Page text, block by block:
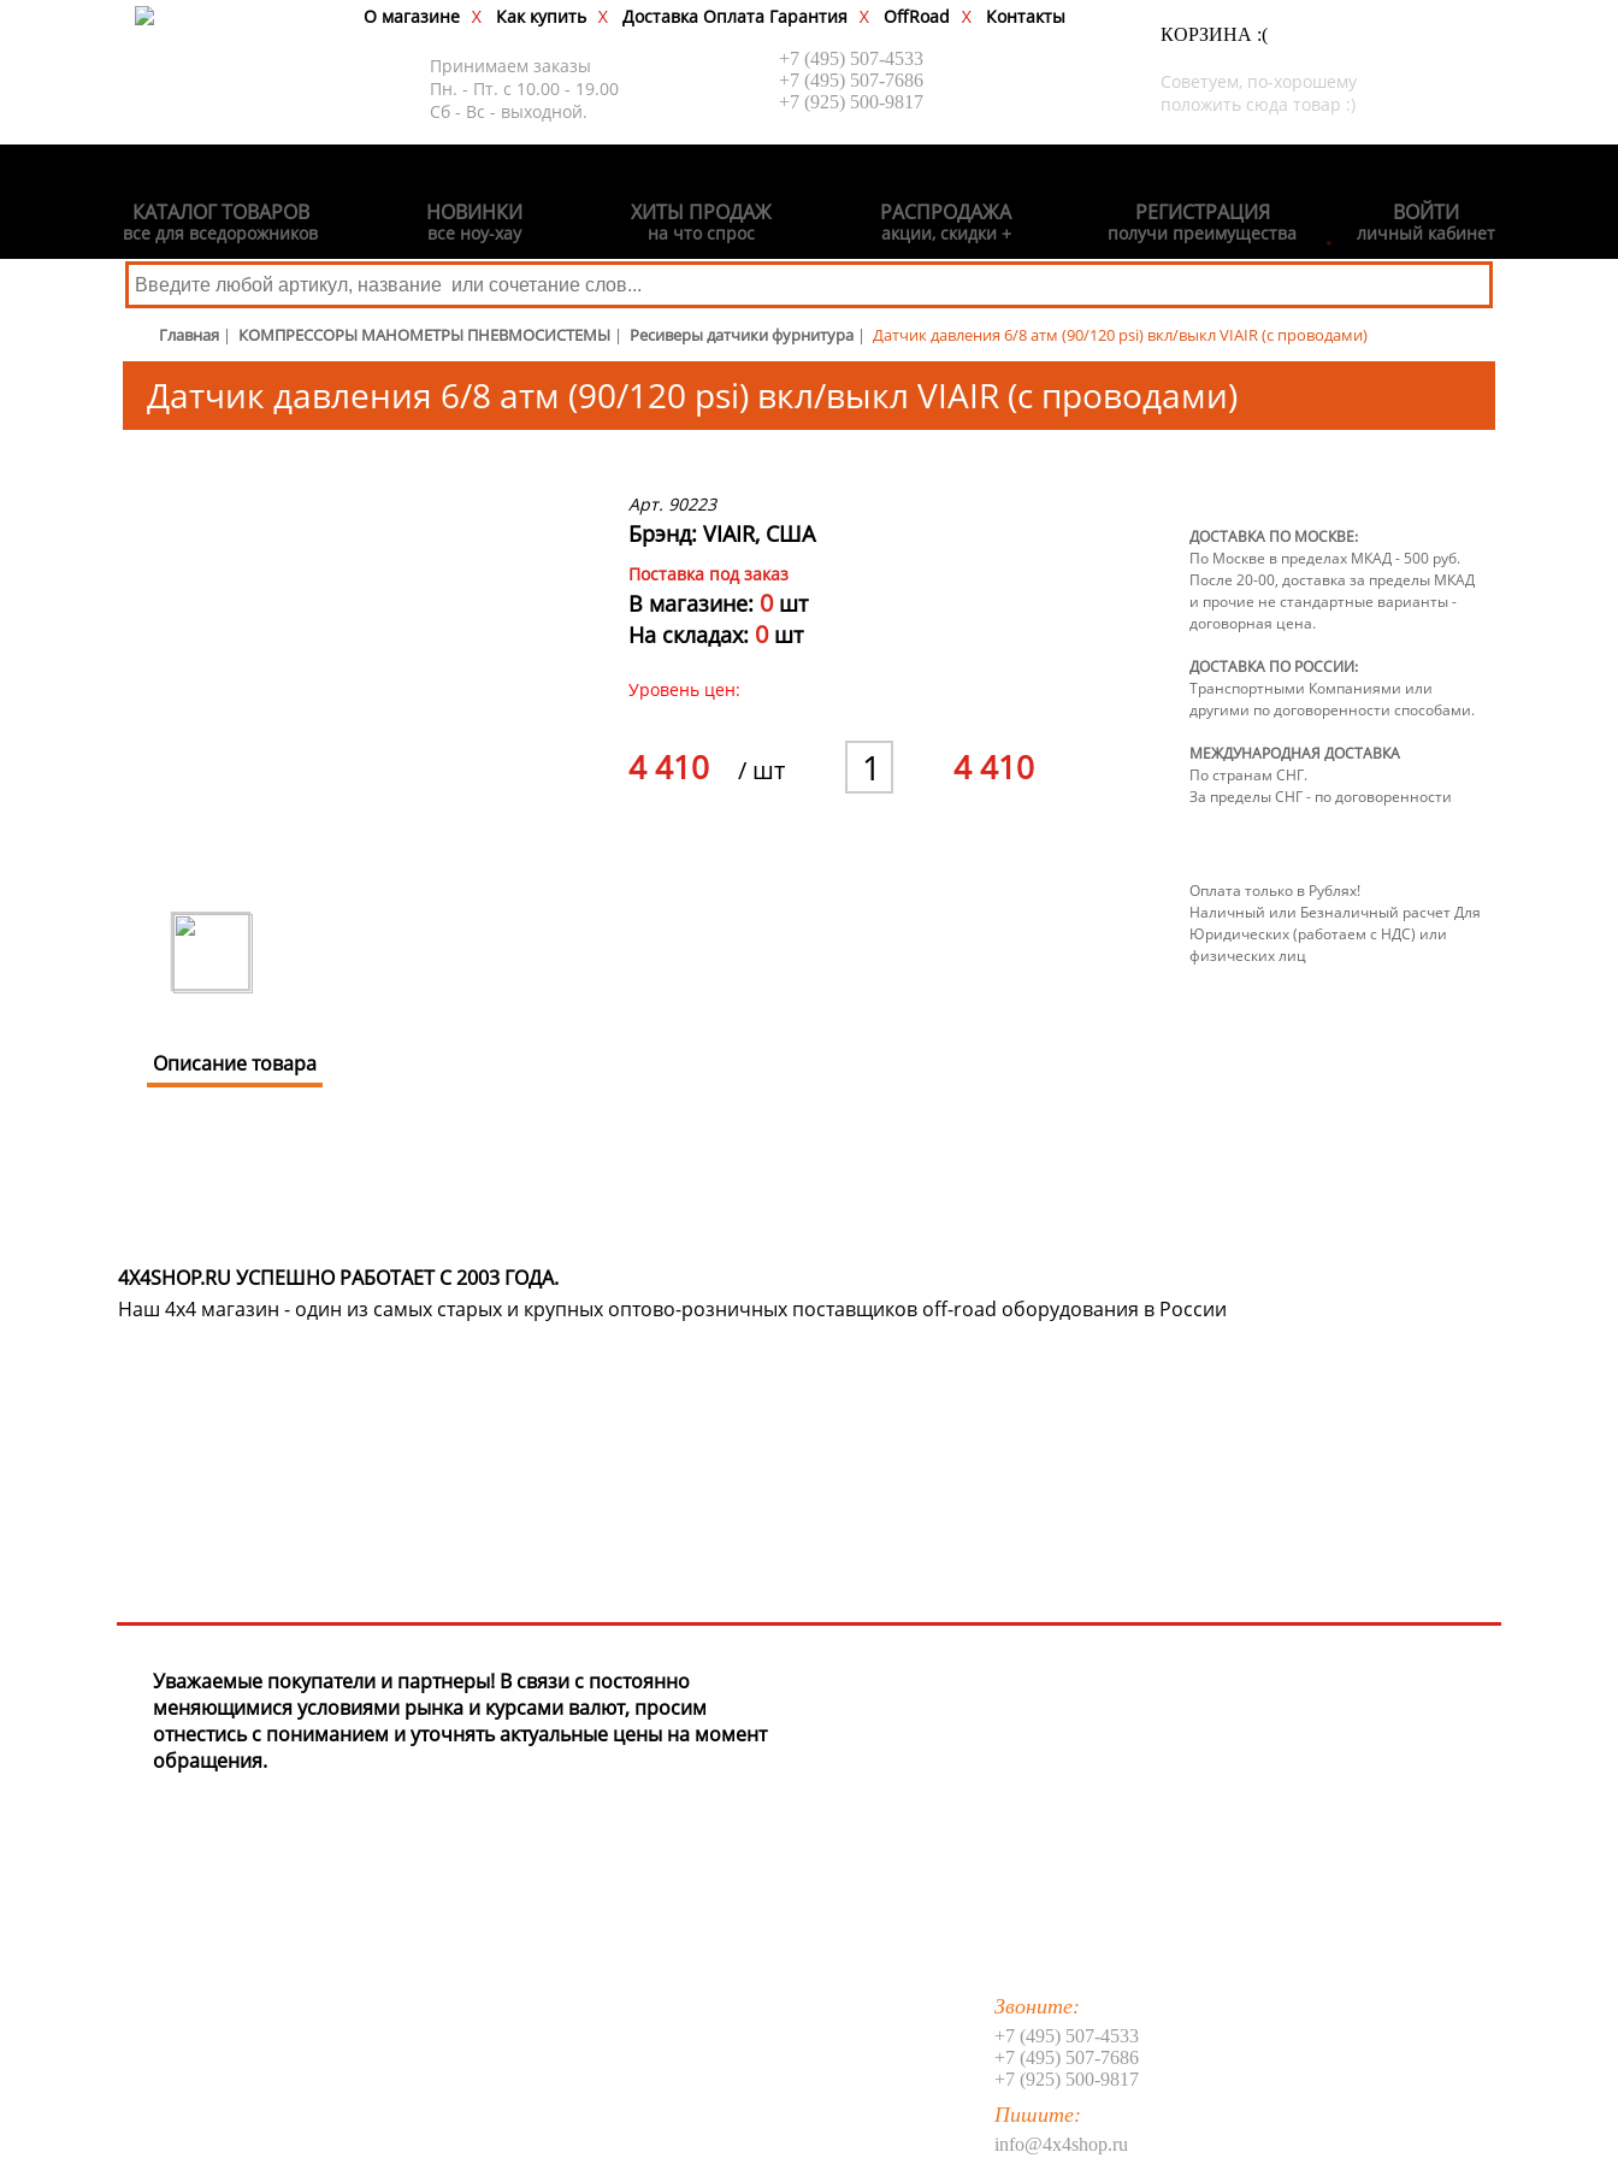
О магазине Как купить Доставка Оплата Гарантия OffRoad Контакты
Принимаем заказы
Пн. - Пт. с 10.00 - 19.00
Сб - Вс - выходной.
+7 (495) 507-4533
+7 (495) 507-7686
+7 (925) 500-9817
КОРЗИНА :(
Советуем, по-хорошему
положить сюда товар :)
РЕГИСТРАЦИЯ
получи преимущества
ВОЙТИ
личный кабинет
КАТАЛОГ ТОВАРОВ
все для вседорожников
НОВИНКИ
все ноу-хау
ХИТЫ ПРОДАЖ
на что спрос
РАСПРОДАЖА
акции, скидки +
Главная | КОМПРЕССОРЫ МАНОМЕТРЫ ПНЕВМОСИСТЕМЫ | Ресиверы датчики фурнитура | Датчик давления 6/8 атм (90/120 psi) вкл/выкл VIAIR (c проводами)
Датчик давления 6/8 атм (90/120 psi) вкл/выкл VIAIR (c проводами)
Арт. 90223
Брэнд: VIAIR, США
Поставка под заказ
В магазине: 0шт
На складах: 0шт
Уровень цен:
4 410 / шт
1
12
19
4 410
ДОСТАВКА ПО МОСКВЕ:
По Москве в пределах МКАД - 500 руб.
После 20-00, доставка за пределы МКАД
и прочие не стандартные варианты -
договорная цена.
ДОСТАВКА ПО РОССИИ:
Транспортными Компаниями или
другими по договоренности способами.
МЕЖДУНАРОДНАЯ ДОСТАВКА
По странам СНГ.
За пределы СНГ - по договоренности
Оплата только в Рублях!
Наличный или Безналичный расчет Для
Юридических (работаем с НДС) или
физических лиц
Описание товара
4X4SHOP.RU УСПЕШНО РАБОТАЕТ С 2003 ГОДА.
Наш 4x4 магазин - один из самых старых и крупных оптово-розничных поставщиков off-road оборудования в России
Уважаемые покупатели и партнеры! В связи с постоянно
меняющимися условиями рынка и курсами валют, просим
отнестись с пониманием и уточнять актуальные цены на момент
обращения.
Звоните:
+7 (495) 507-4533
+7 (495) 507-7686
+7 (925) 500-9817
Пишите:
info@4x4shop.ru